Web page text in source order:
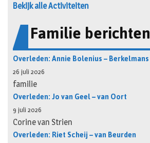
Bekijk alle Activiteiten
Familie berichten
Overleden: Annie Bolenius – Berkelmans
26 juli 2026
familie
Overleden: Jo van Geel – van Oort
9 juli 2026
Corine van Strien
Overleden: Riet Scheij – van Beurden